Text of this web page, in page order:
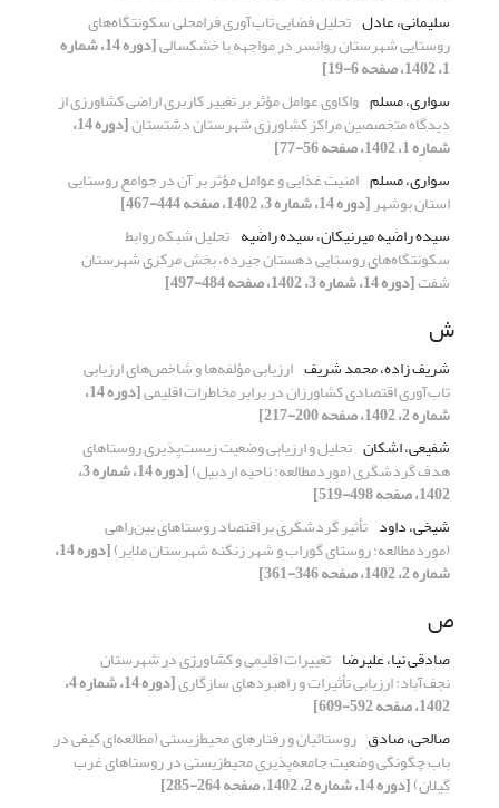
سلیمانی، عادل تحلیل فضایی تاب‌آوری فرامحلی سکونتگاه‌های
روستایی شهرستان روانسر در مواجهه با خشکسالی [دوره 14، شماره
1، 1402، صفحه 6-19]
سواری، مسلم واکاوی عوامل مؤثر بر تغییر کاربری اراضی کشاورزی از
دیدگاه متخصصین مراکز کشاورزی شهرستان دشتستان [دوره 14،
شماره 1، 1402، صفحه 56-77]
سواری، مسلم امنیت غذایی و عوامل مؤثر بر آن در جوامع روستایی
استان بوشهر[دوره 14، شماره 3، 1402، صفحه 444-467]
سیده راضیه میرنیکان، سیده راضیه تحلیل شبکه روابط
سکونتگاه‌های روستایی دهستان جیرده، بخش مرکزی شهرستان
شفت[دوره 14، شماره 3، 1402، صفحه 484-497]
ش
شریف زاده، محمد شریف ارزیابی مؤلفه‌ها و ‌شاخص‌های ارزیابی
تاب‌آوری اقتصادی کشاورزان در برابر مخاطرات اقلیمی [دوره 14،
شماره 2، 1402، صفحه 200-217]
شفیعی، اشکان تحلیل و ارزیابی وضعیت زیست‌پذیری روستاهای
هدف گردشگری (موردمطالعه: ناحیه اردبیل) [دوره 14، شماره 3،
1402، صفحه 498-519]
شیخی، داود تأثیر گردشگری بر اقتصاد روستاهای بین‌راهی
(موردمطالعه: روستای گوراب و شهر زنگنه شهرستان ملایر) [دوره 14،
شماره 2، 1402، صفحه 346-361]
ص
صادقی نیا، علیرضا تغییرات اقلیمی و کشاورزی در شهرستان
نجف‌آباد: ارزیابی تأثیرات و راهبردهای سازگاری [دوره 14، شماره 4،
1402، صفحه 592-609]
صالحی، صادق روستائیان و رفتارهای محیط‌زیستی (مطالعه‌ای کیفی در
باب چگونگی وضعیت جامعه‌پذیری محیط‌زیستی در روستاهای غرب
گیلان)[دوره 14، شماره 2، 1402، صفحه 264-285]